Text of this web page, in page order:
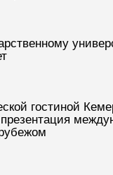
гостиной
презентация